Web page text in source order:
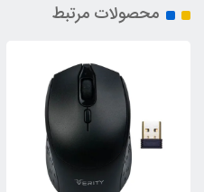
محصولات مرتبط